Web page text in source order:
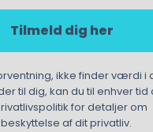
Tilmeld dig her
ikke finder værdi i
til dig, kan du til enhver
for detaljer om
af dit privatliv.